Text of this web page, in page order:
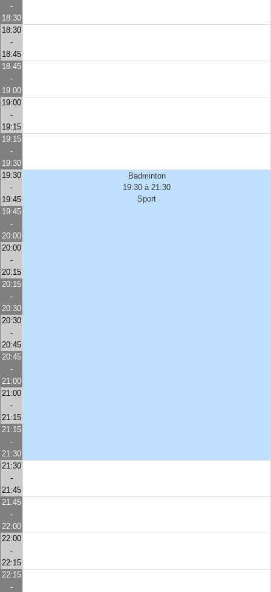
-
18:30
18:30
-
18:45
18:45
-
19:00
19:00
-
19:15
19:15
-
19:30
19:30
-
19:45
Badminton
19:30 à 21:30
Sport
19:45
-
20:00
20:00
-
20:15
20:15
-
20:30
20:30
-
20:45
20:45
-
21:00
21:00
-
21:15
21:15
-
21:30
21:30
-
21:45
21:45
-
22:00
22:00
-
22:15
22:15
-